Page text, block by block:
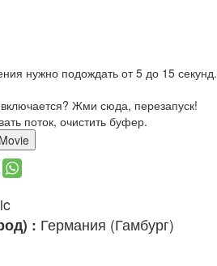
нужно подождать от 5 до 15 секунд.
Жми сюда, перезапуск!
поток, очистить буфер.
Movie
: Германия (Гамбург)